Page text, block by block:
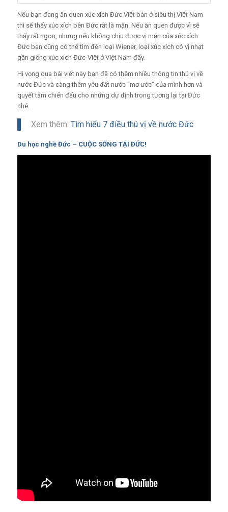
Nếu bạn đang ăn quen xúc xích Đức Việt bán ở siêu thị Việt Nam
thì sẽ thấy xúc xích bên Đức rất là mặn. Nếu ăn quen được vì sẽ
thấy rất ngon, nhưng nếu không chịu được vị mặn của xúc xích
Đức bạn cũng có thể tìm đến loại Wiener, loại xúc xích có vị nhạt
gần giống xúc xích Đức-Việt ở Việt Nam đấy.
Hi vọng qua bài viết này bạn đã có thêm nhiều thông tin thú vị về
nước Đức và càng thêm yêu đất nước “mơ ước” của mình hơn và
quyết tâm chiến đấu cho những dự định trong tương lại tại Đức
nhé.
Xem thêm: Tìm hiểu 7 điều thú vị về nước Đức
Du học nghề Đức – CUỘC SỐNG TẠI ĐỨC!